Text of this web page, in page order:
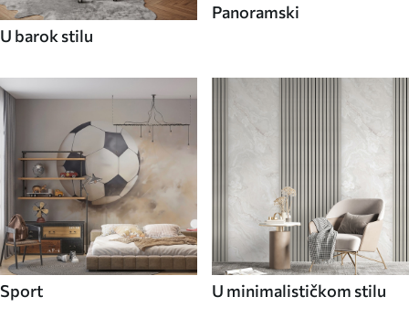
U barok stilu
Panoramski
Sport U minimalističkom stilu